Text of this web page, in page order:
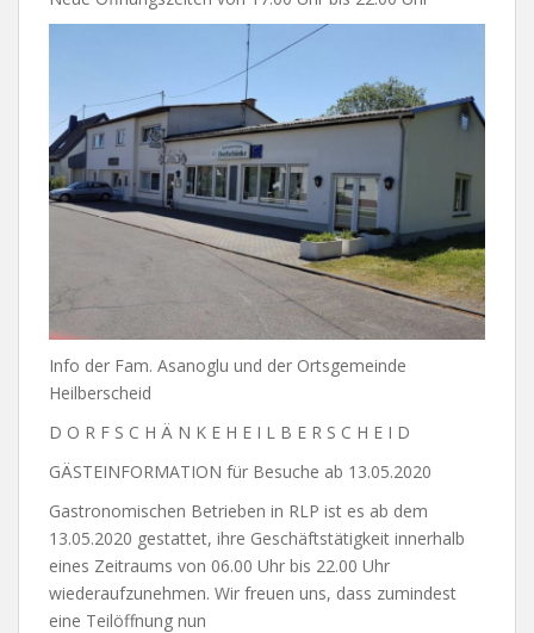
Info der Fam. Asanoglu und der Ortsgemeinde
Heilberscheid
D O R F S C H Ä N K E H E I L B E R S C H E I D
GÄSTEINFORMATION für Besuche ab 13.05.2020
Gastronomischen Betrieben in RLP ist es ab dem
13.05.2020 gestattet, ihre Geschäftstätigkeit innerhalb
eines Zeitraums von 06.00 Uhr bis 22.00 Uhr
wiederaufzunehmen. Wir freuen uns, dass zumindest
eine Teilöffnung nun